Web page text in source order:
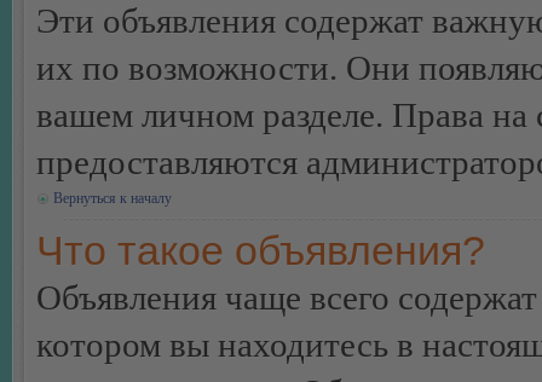
Эти объявления содержат
их по возможности. Они
вашем личном разделе. Права
предоставляются
Вернуться к началу
Что такое объявления?
Объявления чаще всего
котором вы находитесь в